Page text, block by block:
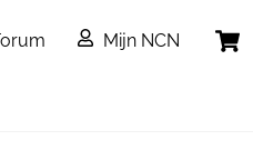
Mijn NCN